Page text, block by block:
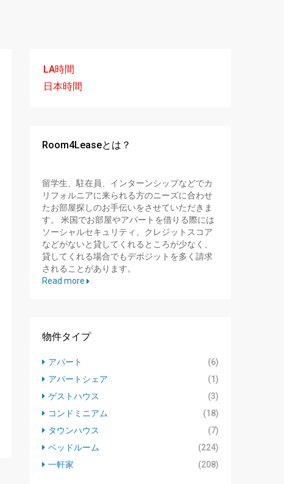
LA時間
日本時間
Room4Leaseとは？
留学生、駐在員、インターンシップなどでカ
リフォルニアに来られる方のニーズに合わせ
たお部屋探しのお手伝いをさせていただきま
す。 米国でお部屋やアパートを借りる際には
ソーシャルセキュリティ、クレジットスコア
などがないと貸してくれるところが少なく、
貸してくれる場合でもデポジットを多く請求
されることがあります。
Read more
物件タイプ
アパート
(6)
アパートシェア
(1)
ゲストハウス
(3)
コンドミニアム
(18)
タウンハウス
(7)
ベッドルーム
(224)
一軒家
(208)